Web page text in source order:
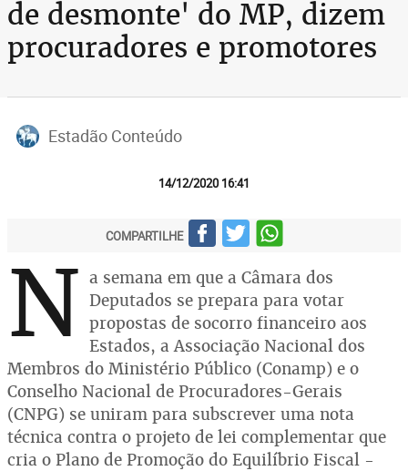
de desmonte' do MP, dizem
procuradores e promotores
Estadão Conteúdo
14/12/2020 16:41
COMPARTILHE
N a semana em que a Câmara dos
Deputados se prepara para votar
propostas de socorro financeiro aos
Estados, a Associação Nacional dos
Membros do Ministério Público (Conamp) e o
Conselho Nacional de Procuradores-Gerais
(CNPG) se uniram para subscrever uma nota
técnica contra o projeto de lei complementar que
cria o Plano de Promoção do Equilíbrio Fiscal -